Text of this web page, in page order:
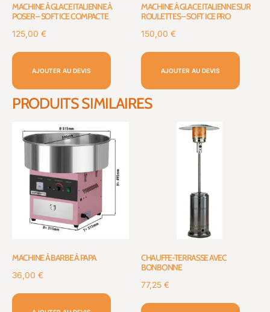
MACHINE À GLACE ITALIENNE À
POSER – SOFT ICE COMPACTE
125,00 €
AJOUTER AU DEVIS
MACHINE À GLACE ITALIENNE SUR
ROULETTES – SOFT ICE PRO
150,00 €
AJOUTER AU DEVIS
PRODUITS SIMILAIRES
MACHINE À BARBE À PAPA
36,00 €
CHAUFFE-TERRASSE AVEC
BONBONNE
77,25 €